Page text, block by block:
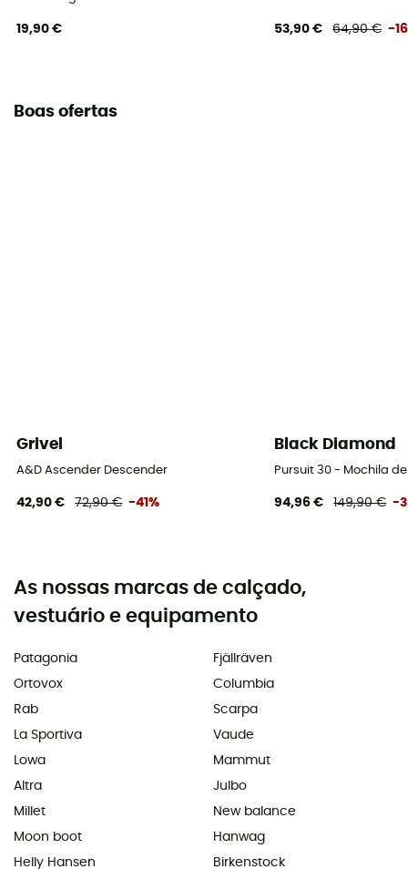
19,90 € 53,90 € 64,90 € -
Boas ofertas
Grivel
A&D Ascender Descender
42,90 € 72,90 € -41%
Black Diamond
Pursuit 30 - Mochila
94,96 € 149,90 € -
As nossas marcas de calçado,
vestuário e equipamento
Patagonia
Ortovox
Rab
La Sportiva
Lowa
Altra
Millet
Moon boot
Helly Hansen
Fjällräven
Columbia
Scarpa
Vaude
Mammut
Julbo
New balance
Hanwag
Birkenstock